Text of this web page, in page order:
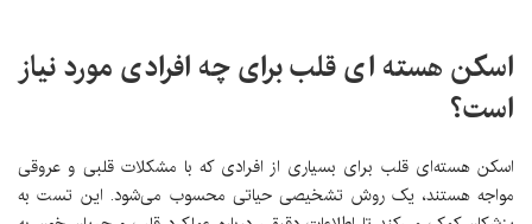
اسکن هسته ای قلب برای چه افرادی مورد نیاز
است؟
اسکن هسته‌ای قلب برای بسیاری از افرادی که با مشکلات قلبی و عروقی
مواجه هستند، یک روش تشخیصی حیاتی محسوب می‌شود. این تست به